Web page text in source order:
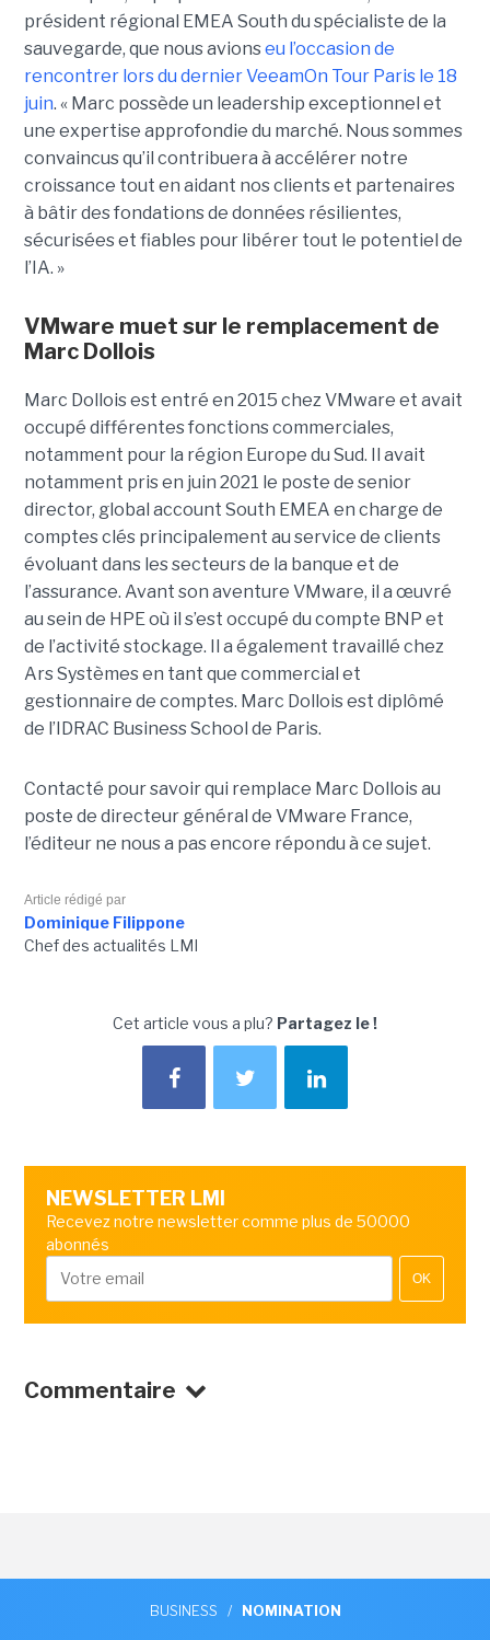
président régional EMEA South du spécialiste de la
sauvegarde, que nous avionseu l’occasion de
rencontrer lors du dernier VeeamOn Tour Paris le 18
juin. « Marc possède un leadership exceptionnel et
une expertise approfondie du marché. Nous sommes
convaincus qu’il contribuera à accélérer notre
croissance tout en aidant nos clients et partenaires
à bâtir des fondations de données résilientes,
sécurisées et fiables pour libérer tout le potentiel de
l’IA. »
VMware muet sur le remplacement de
Marc Dollois
Marc Dollois est entré en 2015 chez VMware et avait
occupé différentes fonctions commerciales,
notamment pour la région Europe du Sud. Il avait
notamment pris en juin 2021 le poste de senior
director, global account South EMEA en charge de
comptes clés principalement au service de clients
évoluant dans les secteurs de la banque et de
l’assurance. Avant son aventure VMware, il a œuvré
au sein de HPE où il s’est occupé du compte BNP et
de l’activité stockage. Il a également travaillé chez
Ars Systèmes en tant que commercial et
gestionnaire de comptes. Marc Dollois est diplômé
de l’IDRAC Business School de Paris.
Contacté pour savoir qui remplace Marc Dollois au
poste de directeur général de VMware France,
l’éditeur ne nous a pas encore répondu à ce sujet.
Article rédigé par
Dominique Filippone
Chef des actualités LMI
Cet article vous a plu? Partagez le !
NEWSLETTER LMI
Recevez notre newsletter comme plus de 50000
abonnés
OK
Commentaire
BUSINESS / NOMINATION